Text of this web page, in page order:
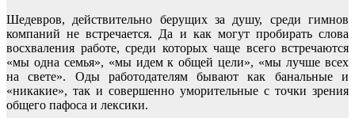
Шедевров, действительно берущих за душу, среди гимнов
компаний не встречается. Да и как могут пробирать слова
восхваления работе, среди которых чаще всего встречаются
«мы одна семья», «мы идем к общей цели», «мы лучше всех
на свете». Оды работодателям бывают как банальные и
«никакие», так и совершенно уморительные с точки зрения
общего пафоса и лексики.